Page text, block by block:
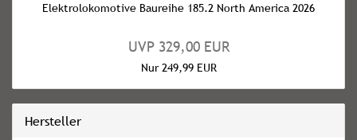
Elektrolokomotive Baureihe 185.2 North America 2026
UVP 329,00 EUR
Nur 249,99 EUR
Hersteller